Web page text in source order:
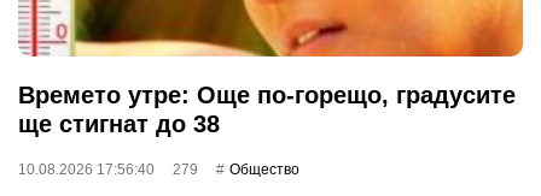
Времето утре: Още по-горещо, градусите
ще стигнат до 38
10.08.2026 17:56:40 279 Общество